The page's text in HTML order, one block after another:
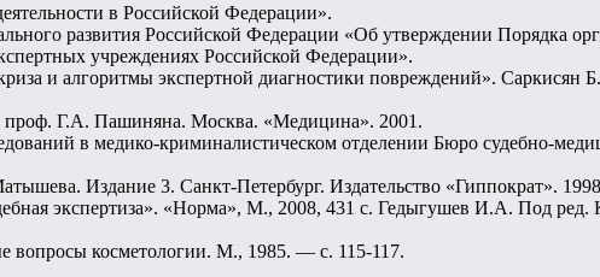
в Российской Федерации».
развития Российской Федерации «Об утверждении Порядка
учреждениях Российской Федерации».
и алгоритмы экспертной диагностики повреждений». Саркисян
Г.А. Пашиняна. Москва. «Медицина». 2001.
в медико-криминалистическом отделении Бюро судебно-
Издание 3. Санкт-Петербург. Издательство «Гиппократ». 1998
экспертиза». «Норма», М., 2008, 431 с. Гедыгушев И.А. Под
вопросы косметологии. М., 1985. — с. 115-117.